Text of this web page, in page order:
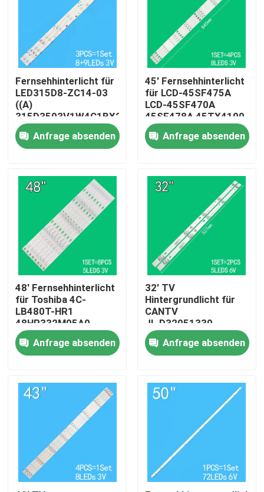
Haus
Produkte
Videos
Über uns
Fabrik-Ausflug
Qualitätskontrolle
Fordern Sie ein Zitat
LED-TV-Hintergrundbeleuchtung
Fernsehhinterlicht für
LED315D8-ZC14-03
((A)
315D3503V1W4C1BX2-
55917M
30331509207
Anfrage absenden
45' Fernsehhinterlicht
für LCD-45SF475A
LCD-45SF470A
45SF478A 45TX4100
3P45UM003 A0
3P45UM001 A9
ECHOM-0345UM002
Anfrage absenden
48' Fernsehhinterlicht
für Toshiba 4C-
LB480T-HR1
48HR332M05A0
48D15005 48L25EBC
48L26CMC 48L2600C
48L2500C
Anfrage absenden
32' TV
Hintergrundlicht für
CANTV
JL.D32051330-
020AS-M
32HR332M05A1 V3
4D-LE3202-YC1P0Z1
Anfrage absenden